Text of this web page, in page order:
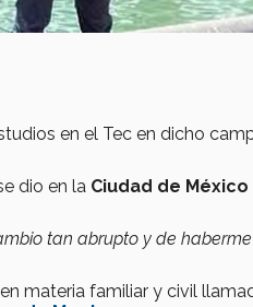
en el Tec en dicho
dio en la Ciudad de México
tan abrupto y de
en materia familiar y civil